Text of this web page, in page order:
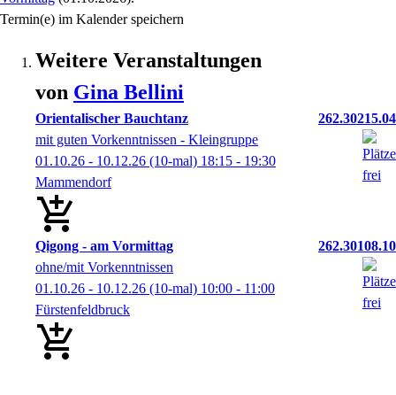
Termin(e) im Kalender speichern
Weitere Veranstaltungen
von Gina Bellini
Orientalischer Bauchtanz
262.30215.04
mit guten Vorkenntnissen - Kleingruppe
01.10.26 - 10.12.26 (10-mal) 18:15 - 19:30
Mammendorf
Qigong - am Vormittag
262.30108.10
ohne/mit Vorkenntnissen
01.10.26 - 10.12.26 (10-mal) 10:00 - 11:00
Fürstenfeldbruck